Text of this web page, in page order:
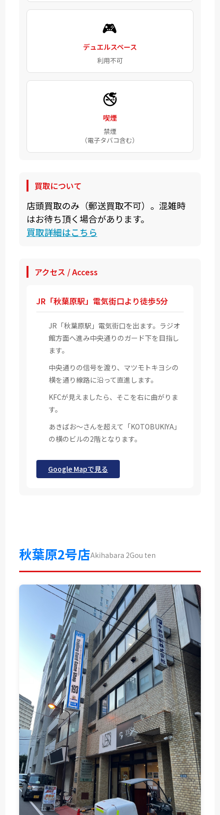
🎮
デュエルスペース
利用不可
🚭
喫煙
禁煙
（電子タバコ含む）
買取について
店頭買取のみ（郵送買取不可）。混雑時
はお待ち頂く場合があります。
買取詳細はこちら
アクセス / Access
JR「秋葉原駅」電気街口より徒歩5分
JR「秋葉原駅」電気街口を出ます。ラジオ
館方面へ進み中央通りのガード下を目指し
ます。
中央通りの信号を渡り、マツモトキヨシの
横を通り線路に沿って直進します。
KFCが見えましたら、そこを右に曲がりま
す。
あきばお～さんを超えて「KOTOBUKIYA」
の横のビルの2階となります。
Google Mapで見る
秋葉原2号店Akihabara 2Gou ten